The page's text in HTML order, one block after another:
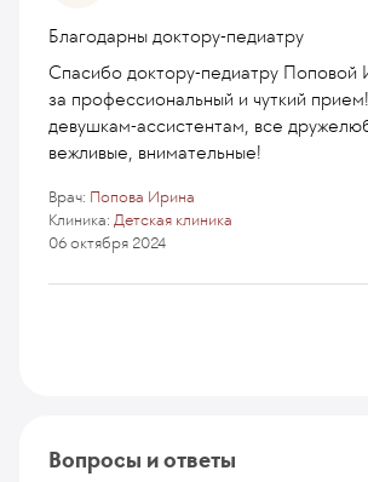
Благодарны доктору-педиатру
Спасибо доктору-педиатру Поповой
за профессиональный и чуткий
девушкам-ассистентам, все
вежливые, внимательные!
Клиника: Детская клиника
Врач: Попова Ирина
06 октября 2024
Вопросы и ответы